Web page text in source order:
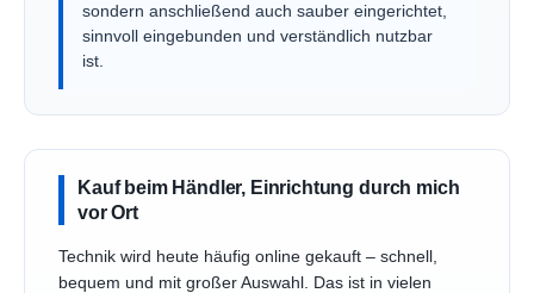
sondern anschließend auch sauber eingerichtet,
sinnvoll eingebunden und verständlich nutzbar
ist.
Kauf beim Händler, Einrichtung durch mich
vor Ort
Technik wird heute häufig online gekauft – schnell,
bequem und mit großer Auswahl. Das ist in vielen